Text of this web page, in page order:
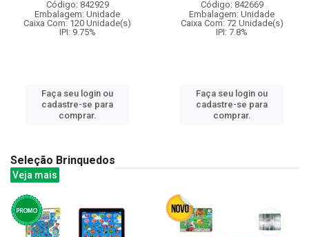
Código: 842929
Embalagem: Unidade
Caixa Com: 120 Unidade(s)
IPI: 9.75%
Faça seu login ou
cadastre-se para
comprar.
Código: 842669
Embalagem: Unidade
Caixa Com: 72 Unidade(s)
IPI: 7.8%
Faça seu login ou
cadastre-se para
comprar.
Seleção Brinquedos
Veja mais